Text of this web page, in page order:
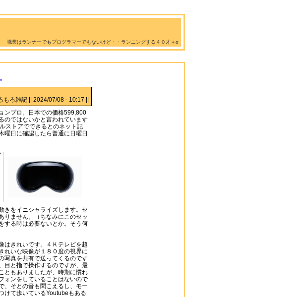
職業はランナーでもプログラマーでもないけど・・ランニングする４０才＋α
もろ雑記 || 2024/07/08 - 10:17 ||
ンプロ。日本での価格599,800
のではないかと言われています
ストアでできるとのネット記
曜日に確認したら普通に日曜日
きをイニシャライズします。セ
りません。（ちなみにこのセッ
する時は必要ないとか。そう何
はきれいです。４Ｋテレビを超
れいな映像が１８０度の視界に
写真を共有で送ってくるのです
目と指で操作するのですが、最
ともありましたが、時期に慣れ
ォンをしていることはないので
、そとの音も聞こえるし、モー
けて歩いているYoutubeもある